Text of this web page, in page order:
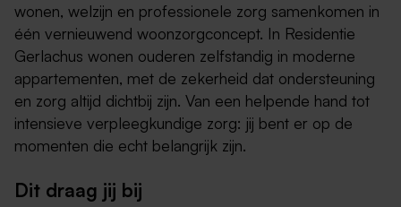
wonen, welzijn en professionele zorg samenkomen in
één vernieuwend woonzorgconcept. In Residentie
Gerlachus wonen ouderen zelfstandig in moderne
appartementen, met de zekerheid dat ondersteuning
en zorg altijd dichtbij zijn. Van een helpende hand tot
intensieve verpleegkundige zorg: jij bent er op de
momenten die echt belangrijk zijn.
Dit draag jij bij